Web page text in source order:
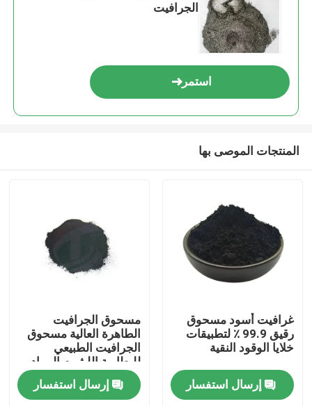
مسكن
الجرافيت
استمر
المنتجات الموصى بها
غرافيت أسود مسحوق
رقيق 99.9 ٪ لتطبيقات
خلايا الوقود النقية
إرسال استفسار
مسحوق الجرافيت
الطاهرة العالية مسحوق
الجرافيت الطبيعي
للبطارية الليثيوم المواد
الخام للكاميرا
إرسال استفسار